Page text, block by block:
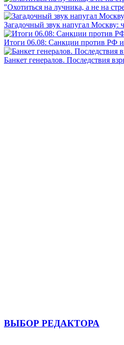
"Охотиться на лучника, а не на
Загадочный звук напугал Москву:
Итоги 06.08: Санкции против РФ
Банкет генералов. Последствия
ВЫБОР РЕДАКТОРА